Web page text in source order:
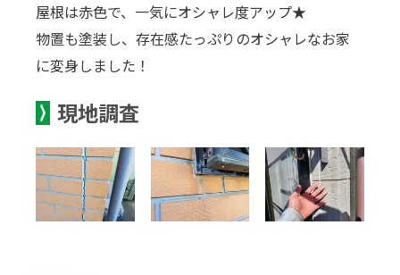
屋根は赤色で、一気にオシャレ度アップ★
物置も塗装し、存在感たっぷりのオシャレなお家
に変身しました！
現地調査